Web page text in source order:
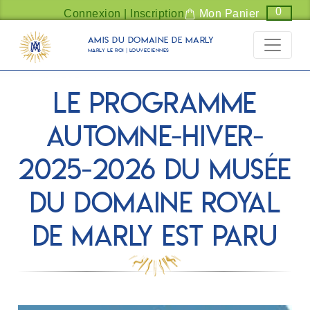
Panneau de gestion des cookies
Connexion | Inscription Mon Panier 0
Amis du Domaine de Marly
Marly Le Roi | Louveciennes
Le programme
automne-hiver-
2025-2026 du Musée
du Domaine royal
de Marly est paru